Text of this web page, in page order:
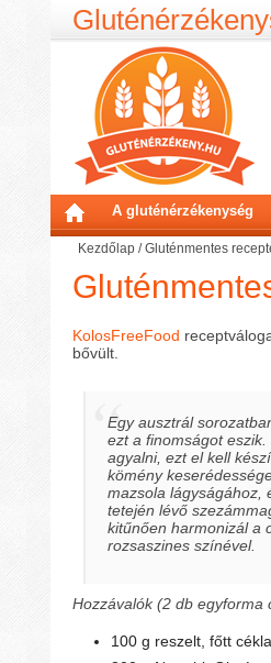
A gluténérzékenység
Kezdőlap /Gluténmentes
KolosFreeFood
bővült.
Egy ausztrál
ezt a finomságot eszik.
agyalni, ezt el kell
kömény
mazsola lágyságához,
tetején lévő
kitűnően harmonizál a
rozsaszines színével.
Hozzávalók (2 db egyforma
100 g reszelt, főtt cékla